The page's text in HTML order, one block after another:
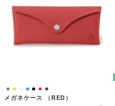
メガネケース （RED）